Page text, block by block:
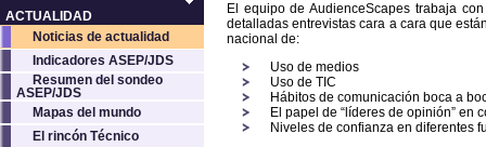
ACTUALIDAD
Noticias de actualidad
Indicadores ASEP/JDS
Resumen del sondeo
ASEP/JDS
Mapas del mundo
El rincón Técnico
El equipo de AudienceScapes trabaja
detalladas entrevistas cara a cara que
nacional de:
Uso de medios
Uso de TIC
Hábitos de comunicación boca a
El papel de “líderes de opinión” en
Niveles de confianza en diferentes